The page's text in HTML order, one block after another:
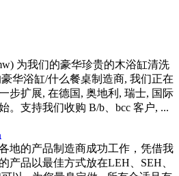
为我们的豪华珍贵的木浴缸清洗
华浴缸/什么餐桌制造商, 我们正在
步扩展, 在德国, 奥地利, 瑞士, 国际
。支持我们收购 B/b、bcc 客户, ...
地的产品制造商成功工作，凭借我
产品以最佳方式放在LEH、SEH、